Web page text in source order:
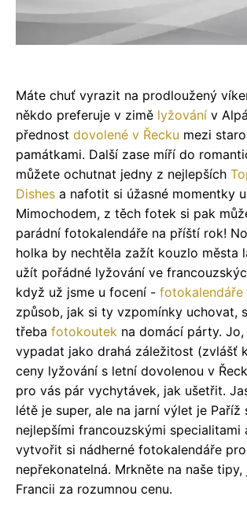
Máte chuť vyrazit na prodloužený
někdo preferuje v zimě lyžování v
přednost dovolené v Řecku mezi
památkami. Další zase míří do
můžete ochutnat jedny z nejlepších
Dishes a nafotit si úžasné momentky
Mimochodem, z těch fotek si pak
parádní fotokalendáře na příští rok!
holka by nechtěla zažít kouzlo města
užít pořádné lyžování ve
když už jsme u focení - fotokalendáře
způsob, jak si ty vzpomínky uchovat,
třeba fotokoutek na domácí párty. Jo,
vypadat jako drahá záležitost (zvlášť
ceny lyžování s letní dovolenou v
pro vás pár vychytávek, jak ušetřit.
létě je super, ale na jarní výlet je Paříž
nejlepšími francouzskými specialitami
vytvořit si nádherné fotokalendáře
nepřekonatelná. Mrkněte na naše
Francii za rozumnou cenu.